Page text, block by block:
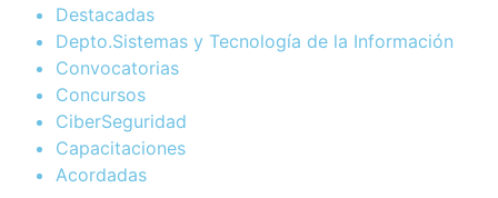
Destacadas
Depto.Sistemas y Tecnología de la Información
Convocatorias
Concursos
CiberSeguridad
Capacitaciones
Acordadas